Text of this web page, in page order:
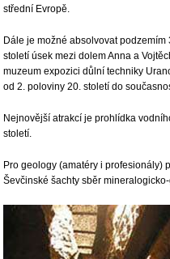
střední Evropě.
Dále je možné absolvovat
století úsek mezi dolem Anna a
muzeum expozici důlní techniky
od 2. poloviny 20. století do
Nejnovější atrakcí je prohlídka
století.
Pro geology (amatéry i profesionály)
Ševčinské šachty sběr